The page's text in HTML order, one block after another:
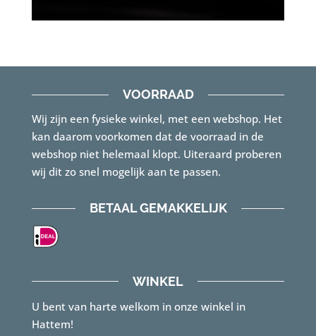
VOORRAAD
Wij zijn een fysieke winkel, met een webshop. Het
kan daarom voorkomen dat de voorraad in de
webshop niet helemaal klopt. Uiteraard proberen
wij dit zo snel mogelijk aan te passen.
BETAAL GEMAKKELIJK
WINKEL
U bent van harte welkom in onze winkel in
Hattem!